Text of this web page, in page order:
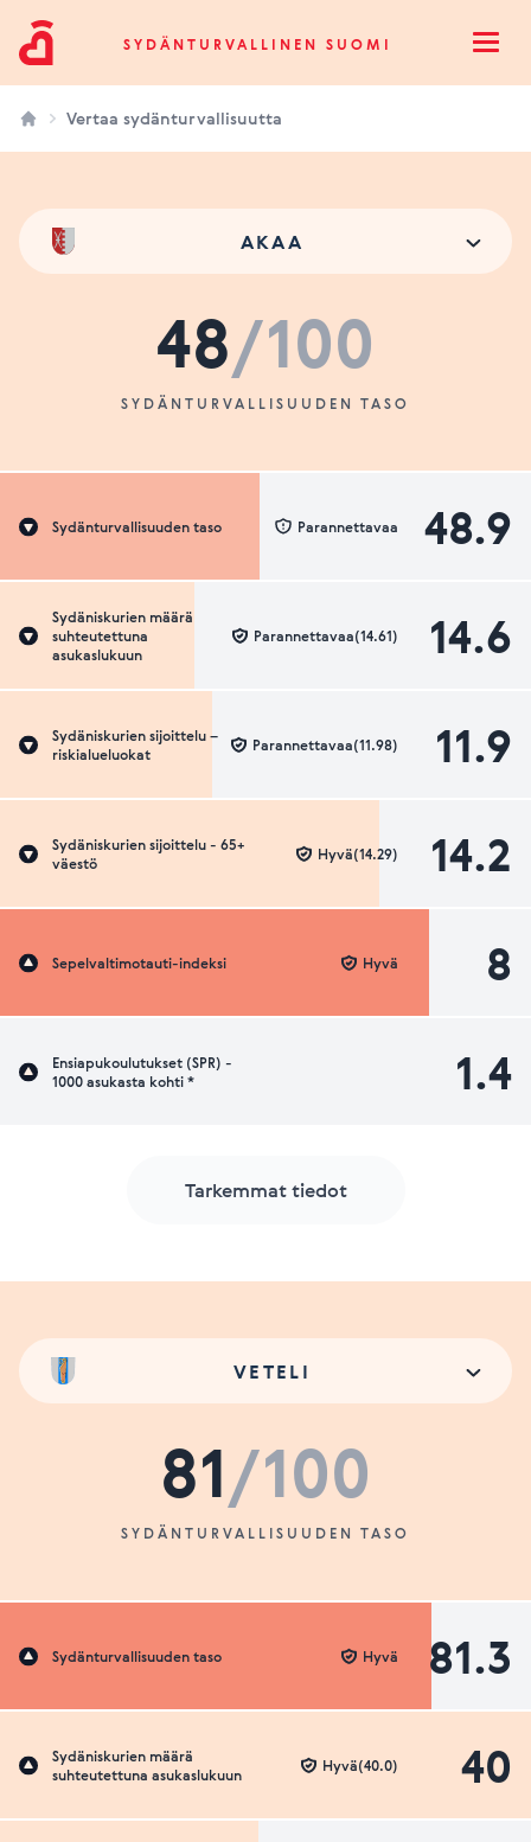
Sydänturvallinen SuomiSYDÄNTURVALLINEN SUOMI
Vertaa sydänturvallisuutta
AKAA
48/100
SYDÄNTURVALLISUUDEN TASO
Sydänturvallisuuden taso 48.9
Parannettavaa
Sydäniskurien määrä
suhteutettuna
asukaslukuun
14.6
Parannettavaa(14.61)
Sydäniskurien sijoittelu –
riskialueluokat
11.9
Parannettavaa(11.98)
Sydäniskurien sijoittelu - 65+
väestö
14.2
Hyvä(14.29)
Sepelvaltimotauti-indeksi 8
Hyvä
Ensiapukoulutukset (SPR) -
1000 asukasta kohti *
1.4
Tarkemmat tiedot
VETELI
81/100
SYDÄNTURVALLISUUDEN TASO
Sydänturvallisuuden taso 81.3
Hyvä
Sydäniskurien määrä
suhteutettuna asukaslukuun
40
Hyvä(40.0)